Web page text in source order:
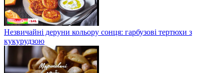
Незвичайні деруни кольору сонця: гарбузові тертюхи з
кукурудзою